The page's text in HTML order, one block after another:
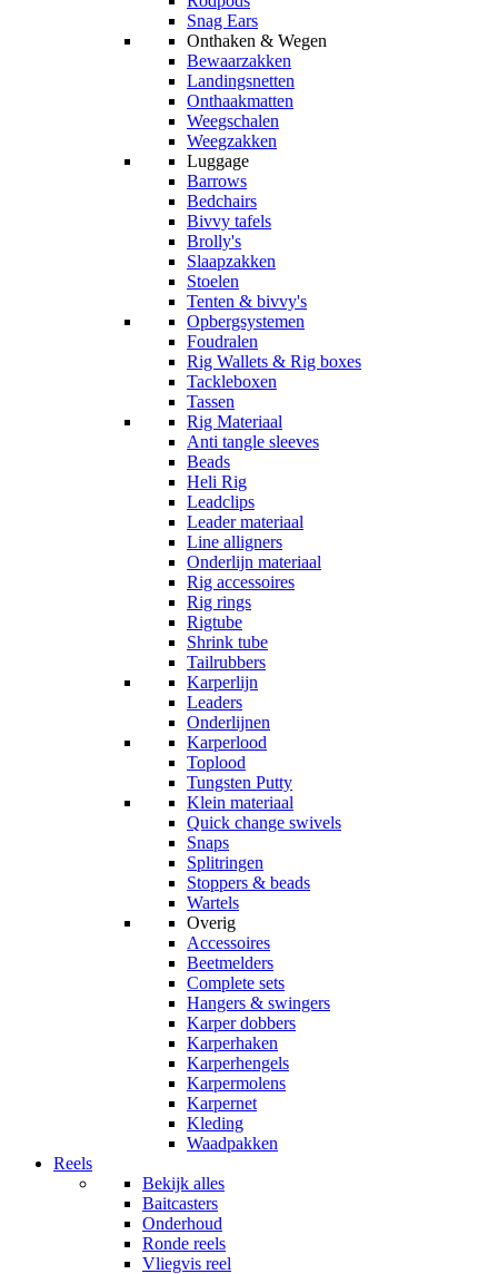
Snag Ears
Onthaken & Wegen
Bewaarzakken
Landingsnetten
Onthaakmatten
Weegschalen
Weegzakken
Luggage
Barrows
Bedchairs
Bivvy tafels
Brolly's
Slaapzakken
Stoelen
Tenten & bivvy's
Opbergsystemen
Foudralen
Rig Wallets & Rig boxes
Tackleboxen
Tassen
Rig Materiaal
Anti tangle sleeves
Beads
Heli Rig
Leadclips
Leader materiaal
Line alligners
Onderlijn materiaal
Rig accessoires
Rig rings
Rigtube
Shrink tube
Tailrubbers
Karperlijn
Leaders
Onderlijnen
Karperlood
Toplood
Tungsten Putty
Klein materiaal
Quick change swivels
Snaps
Splitringen
Stoppers & beads
Wartels
Overig
Accessoires
Beetmelders
Complete sets
Hangers & swingers
Karper dobbers
Karperhaken
Karperhengels
Karpermolens
Karpernet
Kleding
Waadpakken
Reels
Bekijk alles
Baitcasters
Onderhoud
Ronde reels
Vliegvis reel